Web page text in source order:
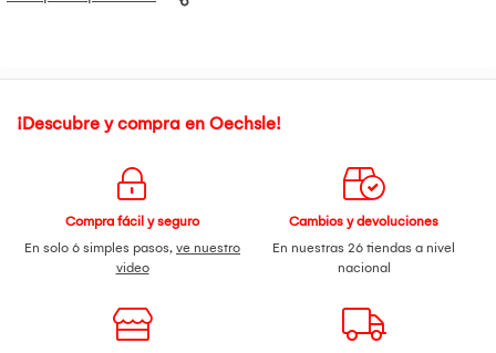
¡Descubre y compra en Oechsle!
Compra fácil y seguro
En solo 6 simples pasos, ve nuestro
video
Cambios y devoluciones
En nuestras 26 tiendas a nivel
nacional